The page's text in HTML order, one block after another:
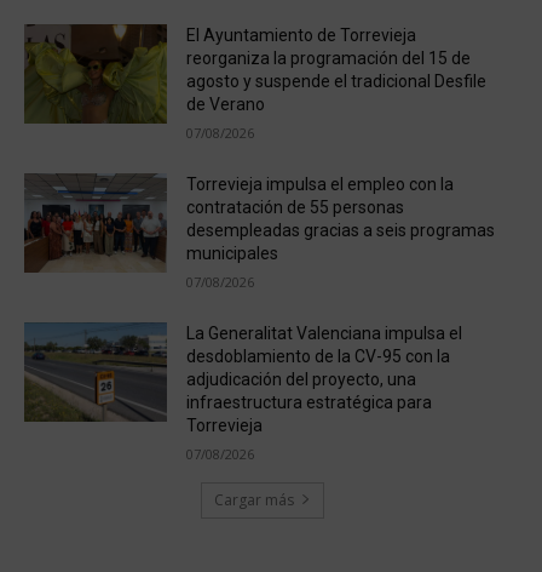
El Ayuntamiento de Torrevieja
reorganiza la programación del 15 de
agosto y suspende el tradicional Desfile
de Verano
07/08/2026
Torrevieja impulsa el empleo con la
contratación de 55 personas
desempleadas gracias a seis programas
municipales
07/08/2026
La Generalitat Valenciana impulsa el
desdoblamiento de la CV-95 con la
adjudicación del proyecto, una
infraestructura estratégica para
Torrevieja
07/08/2026
Cargar más